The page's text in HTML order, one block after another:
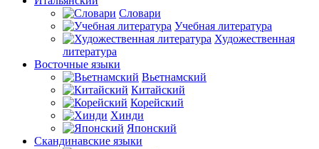
Словари
Учебная литература
Художественная
литература
Восточные языки
Вьетнамский
Китайский
Корейский
Хинди
Японский
Скандинавские языки